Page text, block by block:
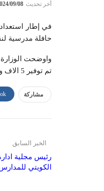
أخر تحديث 09/08
حافلة مدرسية لنقل الطلبة
تم توفير 5 الاف و150 شاشة تفاعلية .
مشاركة
الخبر السابق
رئيس مجلية
الكويتي